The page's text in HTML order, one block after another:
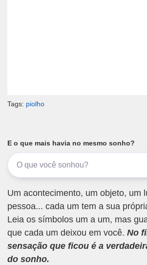
Tags: piolho
E o que mais havia no mesmo sonho?
Um acontecimento, um objeto, um
pessoa... cada um tem a sua
Leia os símbolos um a um, mas
que cada um deixou em você. No
sensação que ficou é a
do sonho.